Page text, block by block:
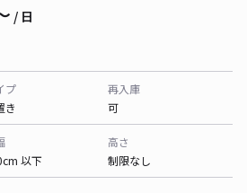
/ 日
プ
き
再入庫
可
以下
高さ
制限なし